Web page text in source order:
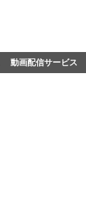
動画配信サービス